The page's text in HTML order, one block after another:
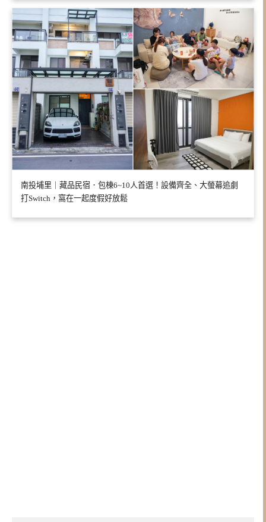
南投埔里｜藏品民宿．包棟6~10人首選！設備齊全、大螢幕追劇
打Switch，窩在一起度假好放鬆